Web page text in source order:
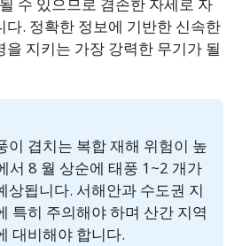
수 있으므로 겸손한 자세로 자
다. 정확한 정보에 기반한 신속한
을 지키는 가장 강력한 무기가 될
이 겹치는 복합 재해 위험이 높
서 8 월 상순에 태풍 1~2 개가
상됩니다. 서해안과 수도권 지
특히 주의해야 하며 산간 지역
대비해야 합니다.